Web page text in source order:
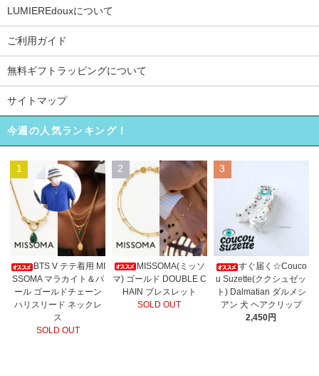
LUMIEREdouxについて
ご利用ガイド
無料ギフトラッピングについて
サイトマップ
今週の人気ランキング！
1
BTS V テテ着用 MI
SSOMA マラカイト＆パ
ール ゴールドチェーン
ハリスリード ネックレ
ス
SOLD OUT
2
MISSOMA(ミッソ
マ) ゴールド DOUBLE C
HAIN ブレスレット
SOLD OUT
3
すぐ届く☆Couco
u Suzette(ククシュゼッ
ト) Dalmatian ダルメシ
アン 犬 ヘアクリップ
2,450円